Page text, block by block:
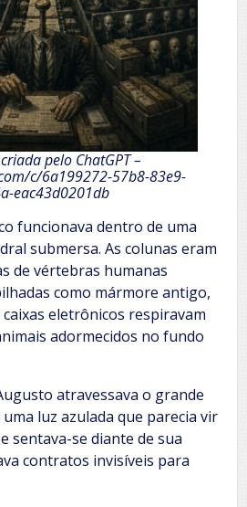
pelo ChatGPT –
c/6a199272-57b8-83e9-
eac43d0201db
funcionava dentro de uma
submersa. As colunas eram
de vértebras humanas
como mármore antigo,
caixas eletrônicos respiravam
adormecidos no fundo
atravessava o grande
luz azulada que parecia vir
sentava-se diante de sua
contratos invisíveis para